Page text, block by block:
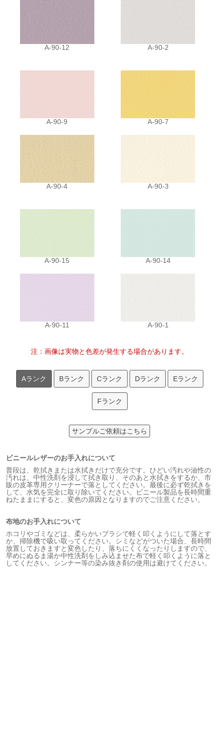
A-90-12 A-90-2
A-90-9 A-90-7
A-90-4 A-90-3
A-90-15 A-90-14
A-90-11 A-90-1
注：画像は実物と色差が発生する場合があります。
Aランク Bランク Cランク Dランク Eランク
Fランク
サンプルご依頼はこちら
ビニールレザーのお手入れについて
普段は、乾拭きまたは水拭きだけで充分です。ひどい汚れや油性の
汚れは、中性洗剤を浸して拭き取り、そのあと水拭きをするか、市
販の皮革専用クリーナーで落としてください。最後に必ず乾拭きを
して、水気を完全に取り除いてください。ビニール製品を長時間重
ねたままにすると、変色の原因となりますのでご注意ください。
布地のお手入れについて
ホコリやゴミなどは、柔らかいブラシで軽く叩くようにして落とす
か、掃除機で吸い取ってください。シミなどがついた場合、長時間
放置しておきますと変色したり、落ちにくくなったりしますので、
早めにぬるま湯か中性洗剤をしみ込ませた布で軽く叩くように落と
してください。シンナー等の染み抜き剤の使用は避けてください。